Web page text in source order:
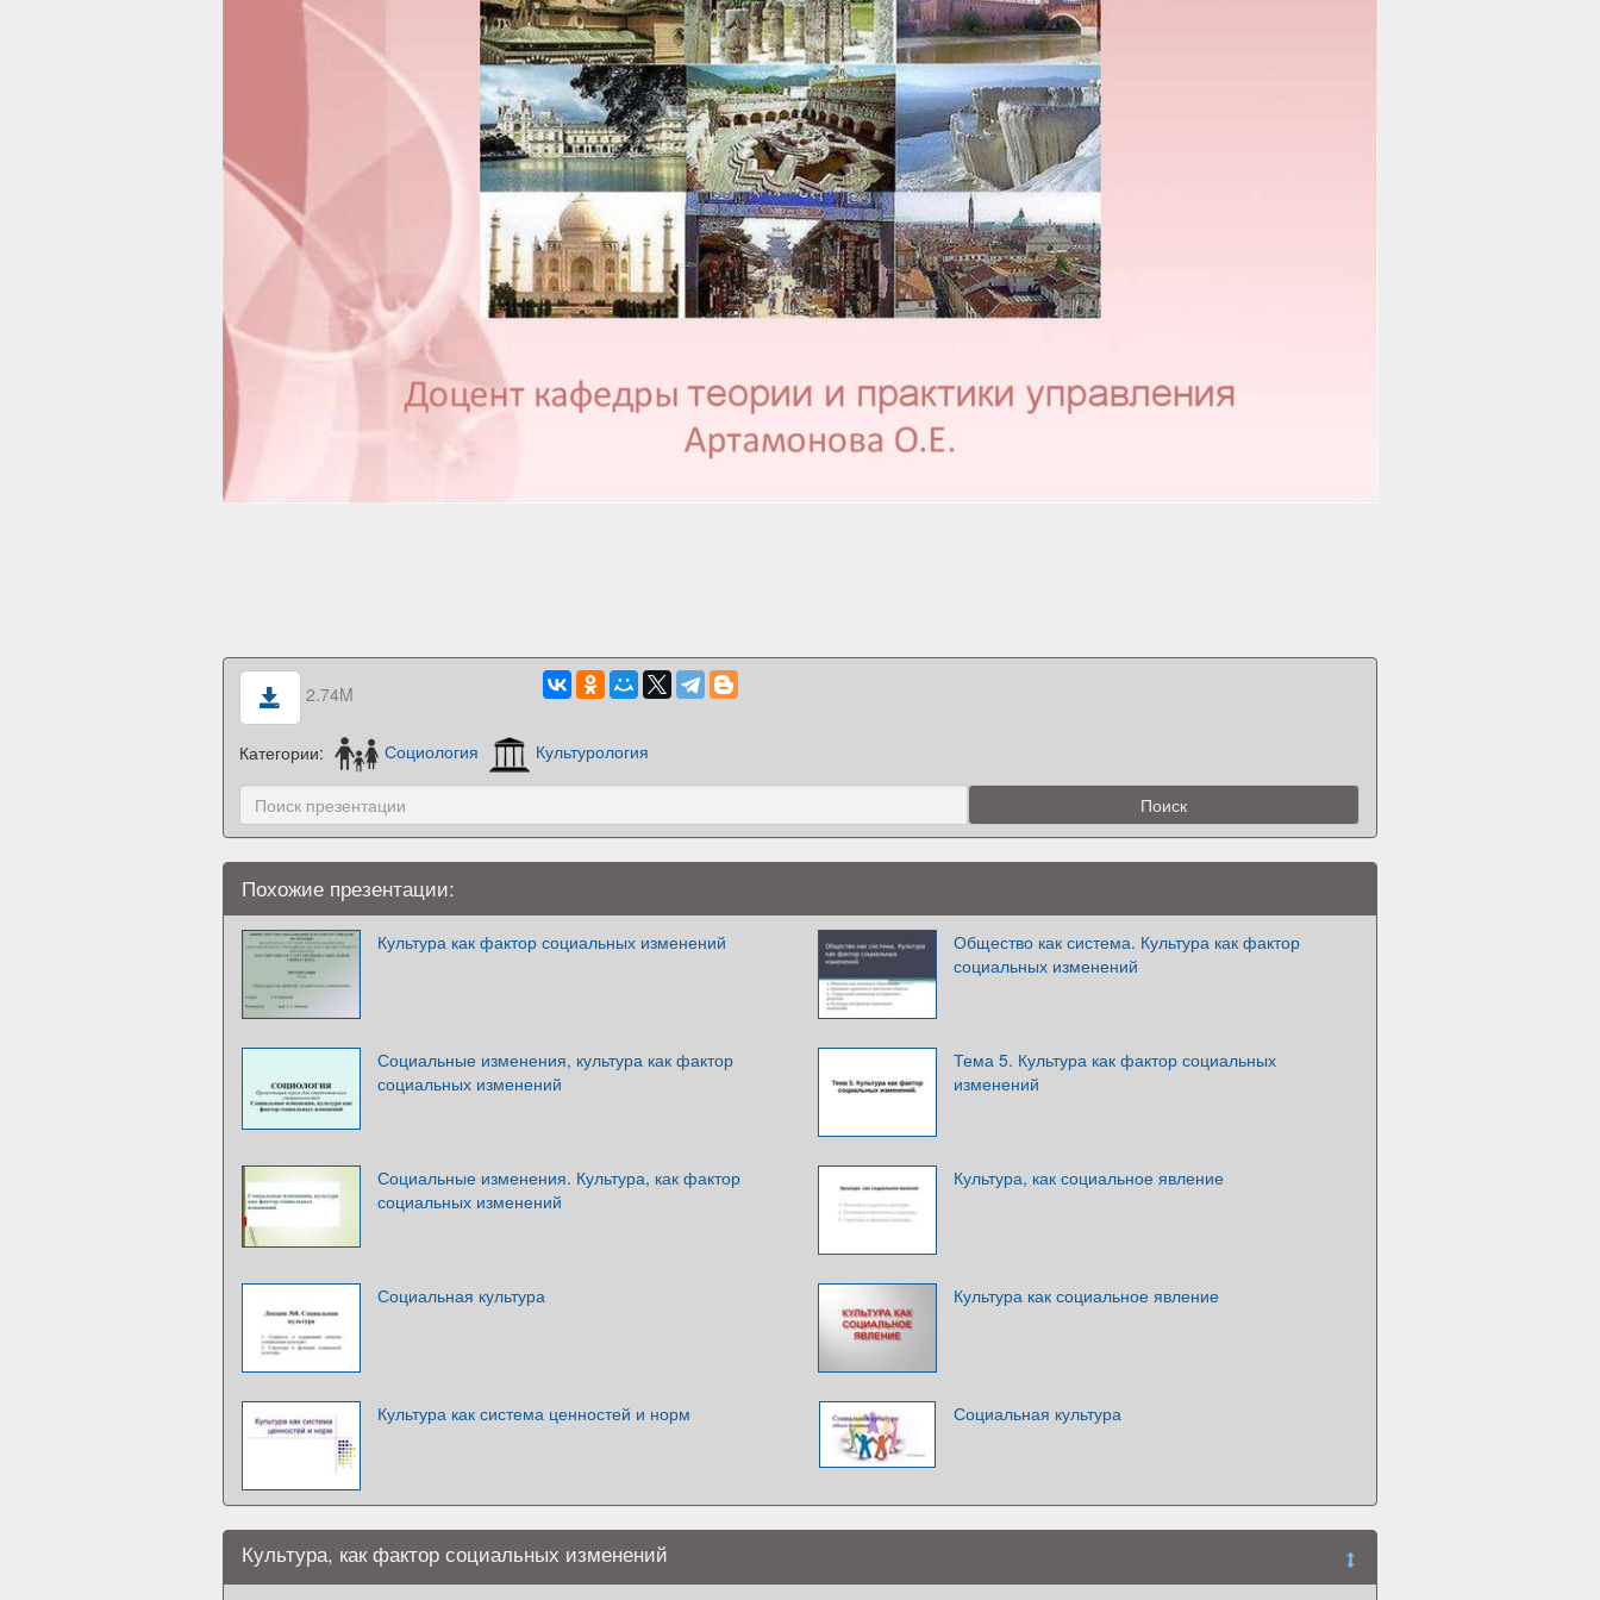
2.74M
Категории: Социология Культурология
Похожие презентации:
Культура как фактор социальных изменений
Общество как система. Культура как фактор
социальных изменений
Социальные изменения, культура как фактор
социальных изменений
Тема 5. Культура как фактор социальных
изменений
Социальные изменения. Культура, как фактор
социальных изменений
Культура, как социальное явление
Социальная культура Культура как социальное явление
Культура как система ценностей и норм Социальная культура
Культура, как фактор социальных изменений